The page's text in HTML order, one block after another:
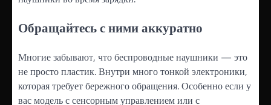
Обращайтесь с ними аккуратно
Многие забывают, что беспроводные наушники — это
не просто пластик. Внутри много тонкой электроники,
которая требует бережного обращения. Особенно если у
вас модель с сенсорным управлением или с